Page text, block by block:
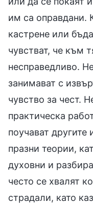
им са оправдани.
кастрене или
чувстват, че към
несправедливо.
занимават с
чувство за чест.
практическа
поучават другите
празни теории,
духовни и
често се хвалят
страдали, като